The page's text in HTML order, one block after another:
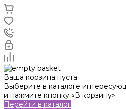
Ваша корзина пуста
Выберите в каталоге
и нажмите кнопку «В корзину».
Перейти в каталог